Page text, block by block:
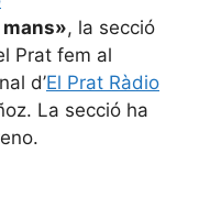
, la secció
Prat fem al
d’El Prat Ràdio
La secció ha